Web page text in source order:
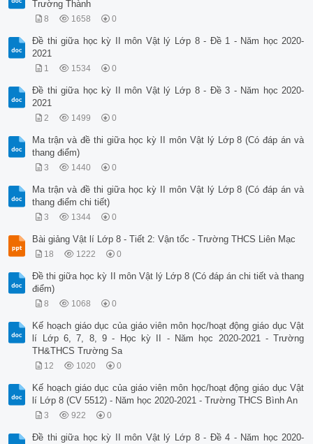
Trường Thành
8 1658 0
Đề thi giữa học kỳ II môn Vật lý Lớp 8 - Đề 1 - Năm học 2020-
2021
1 1534 0
Đề thi giữa học kỳ II môn Vật lý Lớp 8 - Đề 3 - Năm học 2020-
2021
2 1499 0
Ma trận và đề thi giữa học kỳ II môn Vật lý Lớp 8 (Có đáp án và
thang điểm)
3 1440 0
Ma trận và đề thi giữa học kỳ II môn Vật lý Lớp 8 (Có đáp án và
thang điểm chi tiết)
3 1344 0
Bài giảng Vật lí Lớp 8 - Tiết 2: Vận tốc - Trường THCS Liên Mạc
18 1222 0
Đề thi giữa học kỳ II môn Vật lý Lớp 8 (Có đáp án chi tiết và thang
điểm)
8 1068 0
Kế hoạch giáo dục của giáo viên môn học/hoạt động giáo dục Vật
lí Lớp 6, 7, 8, 9 - Học kỳ II - Năm học 2020-2021 - Trường
TH&THCS Trường Sa
12 1020 0
Kế hoạch giáo dục của giáo viên môn học/hoạt động giáo dục Vật
lí Lớp 8 (CV 5512) - Năm học 2020-2021 - Trường THCS Bình An
3 922 0
Đề thi giữa học kỳ II môn Vật lý Lớp 8 - Đề 4 - Năm học 2020-